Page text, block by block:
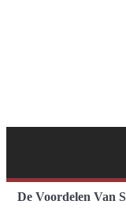
De Voordelen Van